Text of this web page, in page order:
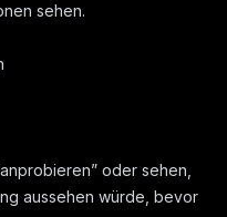
sehen.
oder sehen,
aussehen würde, bevor